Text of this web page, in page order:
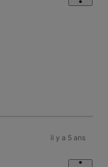
il y a 5 ans